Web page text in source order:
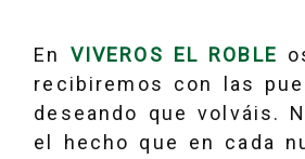
En VIVEROS EL ROBLE
recibiremos con las
deseando que volváis.
el hecho que en cada